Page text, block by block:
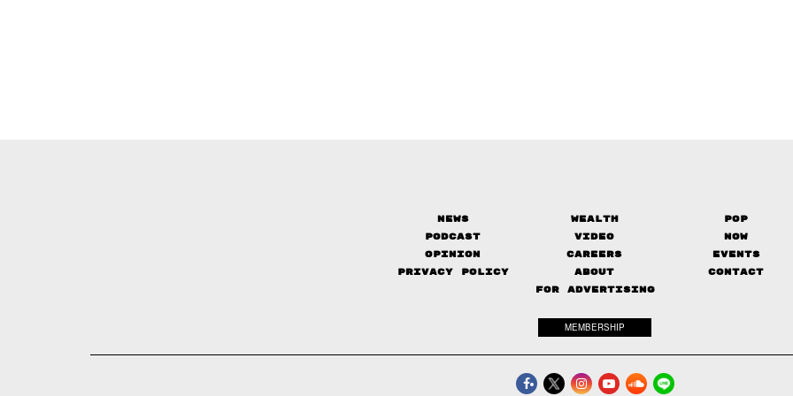
News Wealth
Pop
Podcast
Video
Now
Opinion
Careers
Events
Privacy Policy
About
Contact
FOR ADVERTISING
MEMBERSHIP